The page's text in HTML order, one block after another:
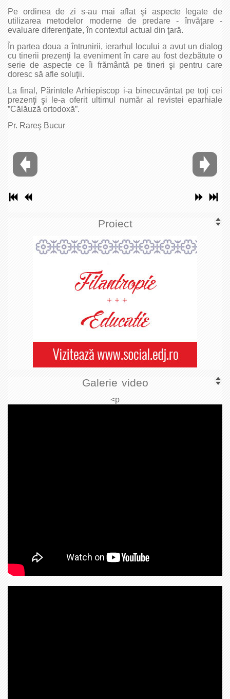
Pe ordinea de zi s-au mai aflat şi aspecte legate de
utilizarea metodelor moderne de predare - învăţare -
evaluare diferenţiate, în contextul actual din ţară.
În partea doua a întrunirii, ierarhul locului a avut un dialog
cu tinerii prezenţi la eveniment în care au fost dezbătute o
serie de aspecte ce îi frământă pe tineri şi pentru care
doresc să afle soluţii.
La final, Părintele Arhiepiscop i-a binecuvântat pe toţi cei
prezenţi şi le-a oferit ultimul număr al revistei eparhiale
”Călăuză ortodoxă”.
Pr. Rareş Bucur
Proiect
Galerie video
<p